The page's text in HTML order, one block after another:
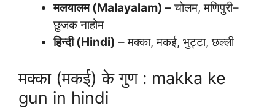
मलयालम (Malayalam) –चोलम, मणिपुरी–
छुजक नाहोम
हिन्दी (Hindi) – मक्का, मकई, भुट्टा, छल्ली
मक्का (मकई) के गुण : makka ke
gun in hindi